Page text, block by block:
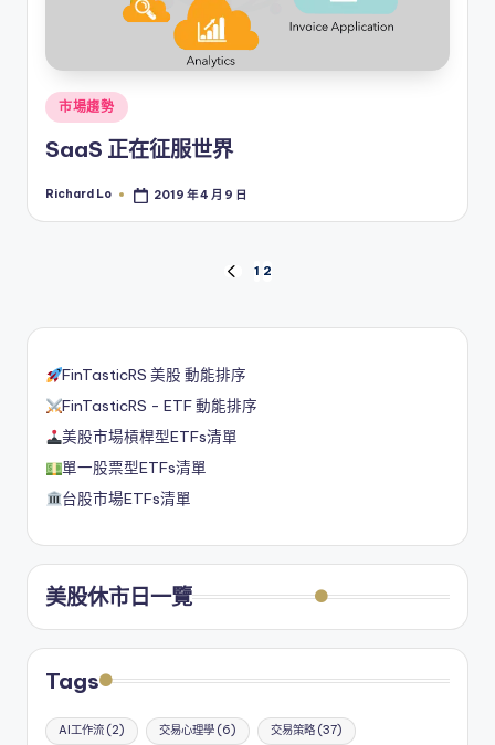
Posted
市場趨勢
SaaS 正在征服世界
Posted
Richard Lo 2019 年 4 月 9 日
章
分
頁
PREVIOUS
1 2
FinTasticRS 美股 動能排序
FinTasticRS - ETF 動能排序
美股市場槓桿型ETFs清單
單一股票型ETFs清單
台股市場ETFs清單
美股休市日一覽
Tags
AI工作流 (2) 交易心理學(6) 交易策略(37)